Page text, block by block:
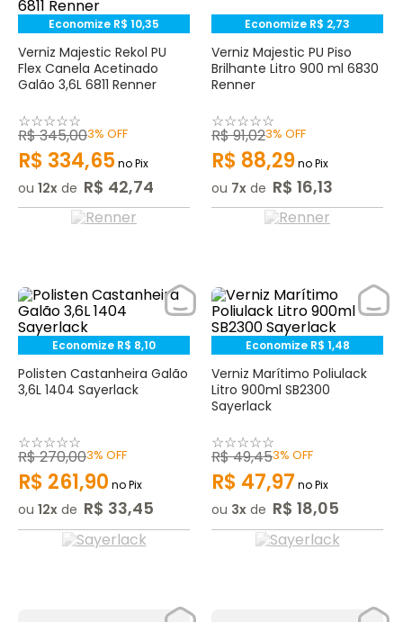
Economize R$ 10,35
Verniz Majestic Rekol PU
Flex Canela Acetinado
Galão 3,6L 6811 Renner
☆☆☆☆☆
R$345,003% OFF
R$ 334,65no Pix
ou 12 de R$ 42,74
Economize R$ 2,73
Verniz Majestic PU Piso
Brilhante Litro 900 ml 6830
Renner
☆☆☆☆☆
R$91,023% OFF
R$ 88,29no Pix
ou 7 de R$ 16,13
Economize R$ 8,10
Polisten Castanheira Galão
3,6L 1404 Sayerlack
☆☆☆☆☆
R$270,003% OFF
R$ 261,90 no Pix
ou 12 de R$ 33,45
Economize R$ 1,48
Verniz Marítimo Poliulack
Litro 900ml SB2300
Sayerlack
☆☆☆☆☆
R$49,453% OFF
R$ 47,97 no Pix
ou 3 de R$ 18,05